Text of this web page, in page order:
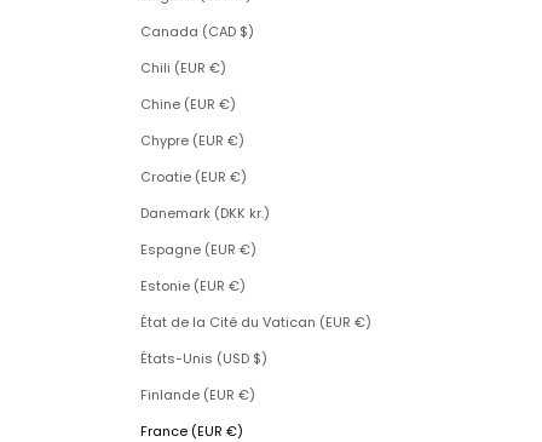
Canada (CAD $)
Chili (EUR €)
Chine (EUR €)
Chypre (EUR €)
Croatie (EUR €)
Danemark (DKK kr.)
Espagne (EUR €)
Estonie (EUR €)
État de la Cité du Vatican (EUR €)
États-Unis (USD $)
Finlande (EUR €)
France (EUR €)